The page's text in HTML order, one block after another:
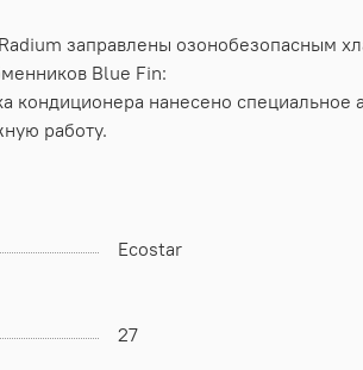
заправлены озонобезопасным
Blue Fin:
нанесено специальное
работу.
Ecostar
27